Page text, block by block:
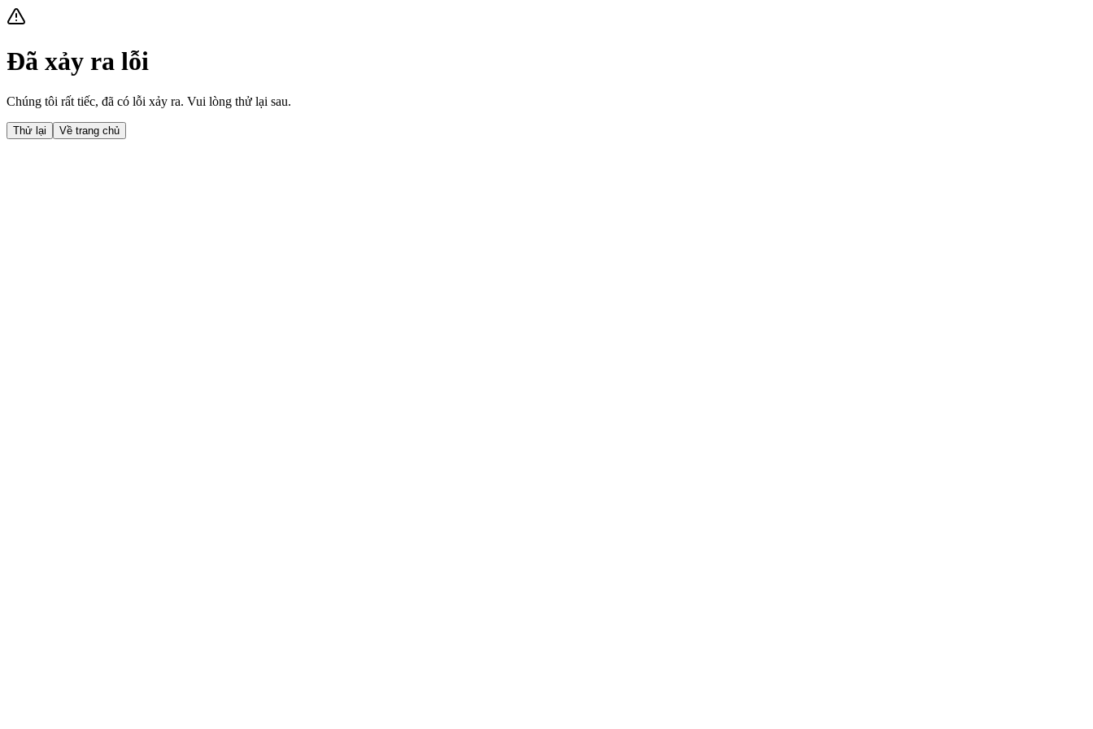
Đã xảy ra lỗi
Chúng tôi rất tiếc, đã có lỗi xảy ra. Vui lòng thử lại sau.
Thử lại Về trang chủ